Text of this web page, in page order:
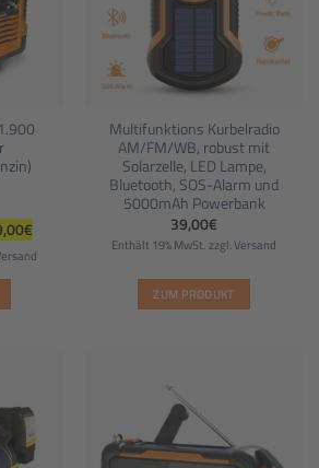
€Aktueller
Preis
ist:
399,00€.
Multifunktions Kurbelradio
AM/FM/WB, robust mit
Solarzelle, LED Lampe,
Bluetooth, SOS-Alarm und
5000mAh Powerbank
39,00€
Enthält 19% MwSt.zzgl.Versand
ZUM PRODUKT